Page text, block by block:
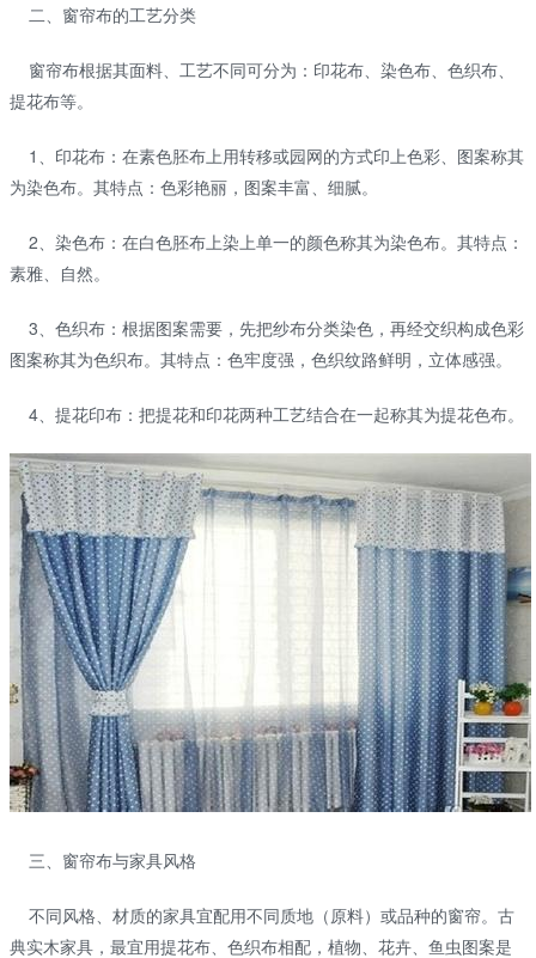
二、窗帘布的工艺分类
窗帘布根据其面料、工艺不同可分为：印花布、染色布、色织布、
提花布等。
1、印花布：在素色胚布上用转移或园网的方式印上色彩、图案称其
为染色布。其特点：色彩艳丽，图案丰富、细腻。
2、染色布：在白色胚布上染上单一的颜色称其为染色布。其特点：
素雅、自然。
3、色织布：根据图案需要，先把纱布分类染色，再经交织构成色彩
图案称其为色织布。其特点：色牢度强，色织纹路鲜明，立体感强。
4、提花印布：把提花和印花两种工艺结合在一起称其为提花色布。
三、窗帘布与家具风格
不同风格、材质的家具宜配用不同质地（原料）或品种的窗帘。古
典实木家具，最宜用提花布、色织布相配，植物、花卉、鱼虫图案是